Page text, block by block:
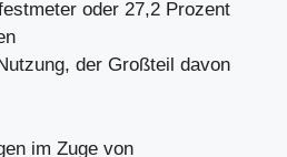
oder 27,2 Prozent
der Großteil davon
im Zuge von